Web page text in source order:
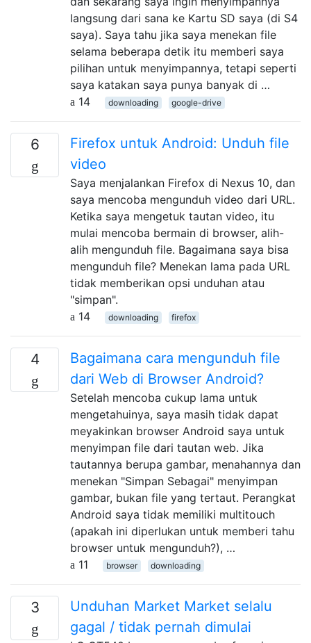
langsung dari sana ke Kartu SD saya (di S4
saya). Saya tahu jika saya menekan file
selama beberapa detik itu memberi saya
pilihan untuk menyimpannya, tetapi seperti
saya katakan saya punya banyak di …
14
downloading google-drive
6
Firefox untuk Android: Unduh file
video
Saya menjalankan Firefox di Nexus 10, dan
saya mencoba mengunduh video dari URL.
Ketika saya mengetuk tautan video, itu
mulai mencoba bermain di browser, alih-
alih mengunduh file. Bagaimana saya bisa
mengunduh file? Menekan lama pada URL
tidak memberikan opsi unduhan atau
"simpan".
14
downloading firefox
4
Bagaimana cara mengunduh file
dari Web di Browser Android?
Setelah mencoba cukup lama untuk
mengetahuinya, saya masih tidak dapat
meyakinkan browser Android saya untuk
menyimpan file dari tautan web. Jika
tautannya berupa gambar, menahannya dan
menekan "Simpan Sebagai" menyimpan
gambar, bukan file yang tertaut. Perangkat
Android saya tidak memiliki multitouch
(apakah ini diperlukan untuk memberi tahu
browser untuk mengunduh?), …
11
browser downloading
3
Unduhan Market Market selalu
gagal / tidak pernah dimulai